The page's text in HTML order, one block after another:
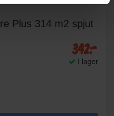
Plus 314 m2 spjut
342:-
I lager